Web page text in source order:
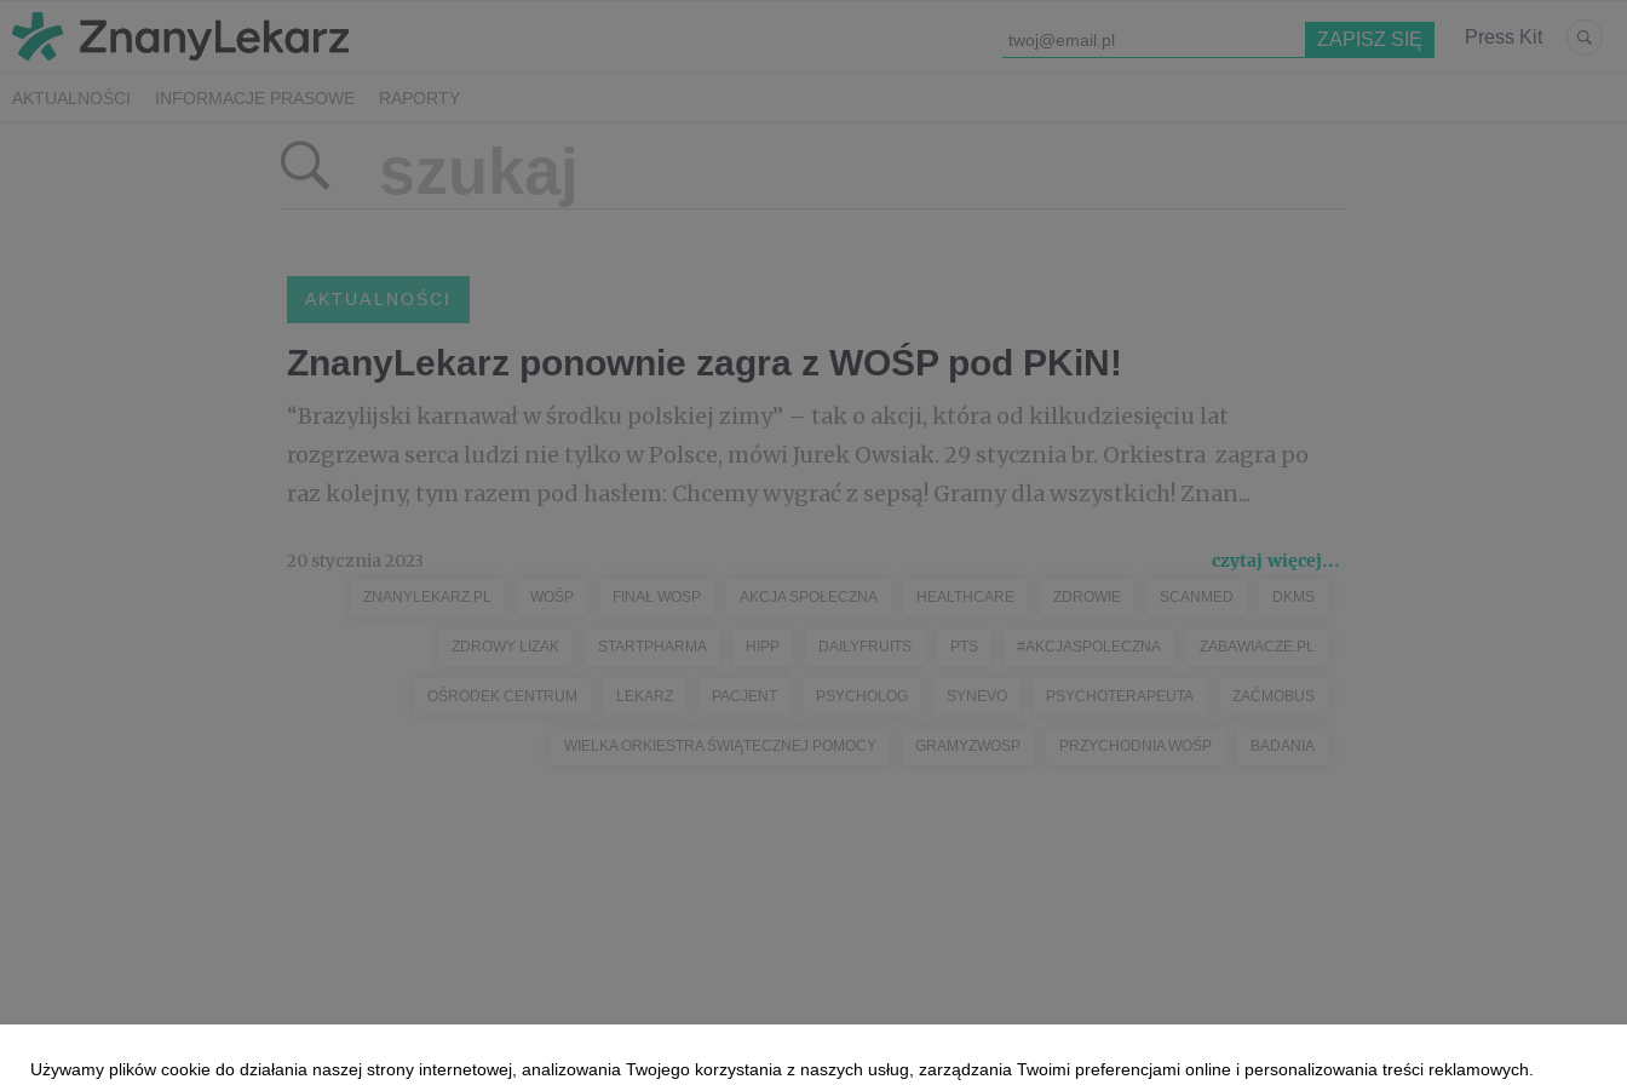
Press Kit
AKTUALNOŚCI INFORMACJE PRASOWE RAPORTY
AKTUALNOŚCI
ZnanyLekarz ponownie zagra z WOŚP pod PKiN!
“Brazylijski karnawał w środku polskiej zimy” – tak o akcji, która od kilkudziesięciu lat
rozgrzewa serca ludzi nie tylko w Polsce, mówi Jurek Owsiak. 29 stycznia br. Orkiestra zagra po
raz kolejny, tym razem pod hasłem: Chcemy wygrać z sepsą! Gramy dla wszystkich! Znan...
20 stycznia 2023 czytaj więcej...
ZNANYLEKARZ.PL WOŚP FINAŁ WOSP AKCJA SPOŁECZNA HEALTHCARE ZDROWIE SCANMED DKMS
ZDROWY LIZAK STARTPHARMA HIPP DAILYFRUITS PTS #AKCJASPOLECZNA ZABAWIACZE.PL
OŚRODEK CENTRUM LEKARZ PACJENT PSYCHOLOG SYNEVO PSYCHOTERAPEUTA ZAĆMOBUS
WIELKA ORKIESTRA ŚWIĄTECZNEJ POMOCY GRAMYZWOSP PRZYCHODNIA WOŚP BADANIA
Używamy plików cookie do działania naszej strony internetowej, analizowania Twojego korzystania z naszych usług, zarządzania Twoimi preferencjami online i personalizowania treści reklamowych.